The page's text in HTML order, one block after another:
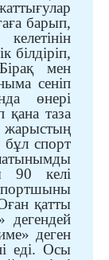
барып,
білдіріп,
мен
сеніп
өнері
қана таза
жарыстың
бұл спорт
90 келі
қатты
дегендей
деген
еді. Осы